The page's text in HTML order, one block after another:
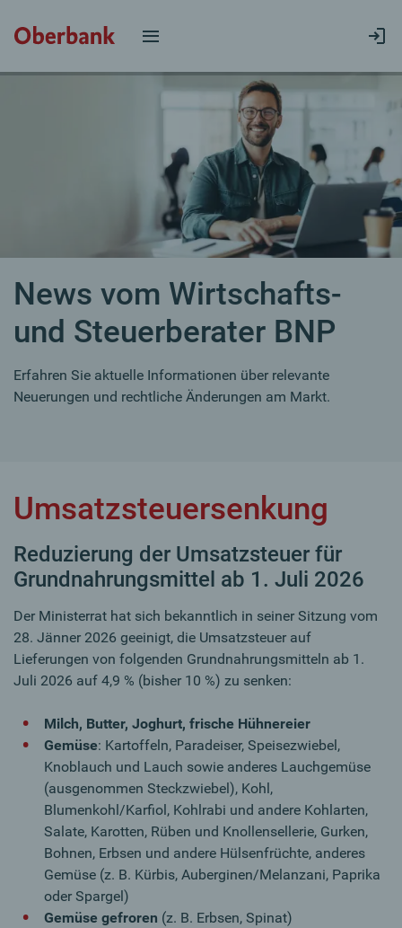
News vom Wirtschafts-
und Steuerberater BNP
Erfahren Sie aktuelle Informationen über relevante
Neuerungen und rechtliche Änderungen am Markt.
Umsatzsteuersenkung
Reduzierung der Umsatzsteuer für
Grundnahrungsmittel ab 1. Juli 2026
Der Ministerrat hat sich bekanntlich in seiner Sitzung vom
28. Jänner 2026 geeinigt, die Umsatzsteuer auf
Lieferungen von folgenden Grundnahrungsmitteln ab 1.
Juli 2026 auf 4,9 % (bisher 10 %) zu senken:
Milch, Butter, Joghurt, frische Hühnereier
Gemüse: Kartoffeln, Paradeiser, Speisezwiebel,
Knoblauch und Lauch sowie anderes Lauchgemüse
(ausgenommen Steckzwiebel), Kohl,
Blumenkohl/Karfiol, Kohlrabi und andere Kohlarten,
Salate, Karotten, Rüben und Knollensellerie, Gurken,
Bohnen, Erbsen und andere Hülsenfrüchte, anderes
Gemüse (z. B. Kürbis, Auberginen/Melanzani, Paprika
oder Spargel)
Gemüse gefroren (z. B. Erbsen, Spinat)